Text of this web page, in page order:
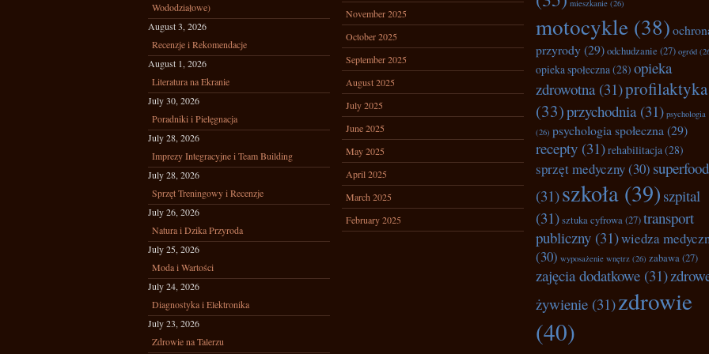
Wododziałowe)
August 3, 2026
Recenzje i Rekomendacje
August 1, 2026
Literatura na Ekranie
July 30, 2026
Poradniki i Pielęgnacja
July 28, 2026
Imprezy Integracyjne i Team Building
July 28, 2026
Sprzęt Treningowy i Recenzje
July 26, 2026
Natura i Dzika Przyroda
July 25, 2026
Moda i Wartości
July 24, 2026
Diagnostyka i Elektronika
July 23, 2026
Zdrowie na Talerzu
November 2025
October 2025
September 2025
August 2025
July 2025
June 2025
May 2025
April 2025
March 2025
February 2025
mieszkanie (26)
motocykle (38)
przyrody(29)odchudzanie (27) ogród
opieka społeczna(28) opieka
zdrowotna(31)profilaktyka
(33)przychodnia(31) psychologia
(26) psychologia społeczna (29)
recepty (31)rehabilitacja(28)
sprzęt medyczny(30)
(31)szkoła (39) szpital
(31)sztuka cyfrowa(27)transport
publiczny (31)wiedza
(30) wyposażenie wnętrz (26) zabawa(27)
zajęcia dodatkowe (31)
żywienie (31)zdrowie
(40)